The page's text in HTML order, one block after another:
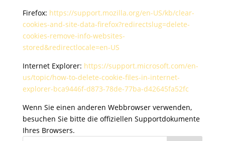
Firefox: https://support.mozilla.org/en-US/kb/clear-
cookies-and-site-data-firefox?redirectslug=delete-
cookies-remove-info-websites-
stored&redirectlocale=en-US
Internet Explorer: https://support.microsoft.com/en-
us/topic/how-to-delete-cookie-files-in-internet-
explorer-bca9446f-d873-78de-77ba-d42645fa52fc
Wenn Sie einen anderen Webbrowser verwenden,
besuchen Sie bitte die offiziellen Supportdokumente
Ihres Browsers.